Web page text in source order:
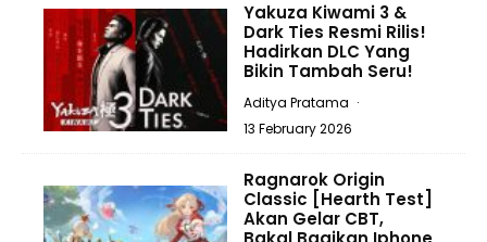
Yakuza Kiwami 3 &
Dark Ties Resmi Rilis!
Hadirkan DLC Yang
Bikin Tambah Seru!
Aditya Pratama ·
13 February 2026
Ragnarok Origin
Classic [Hearth Test]
Akan Gelar CBT,